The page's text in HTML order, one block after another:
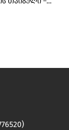
• ᲮᲔᲚᲜᲐᲙᲔᲗᲘ